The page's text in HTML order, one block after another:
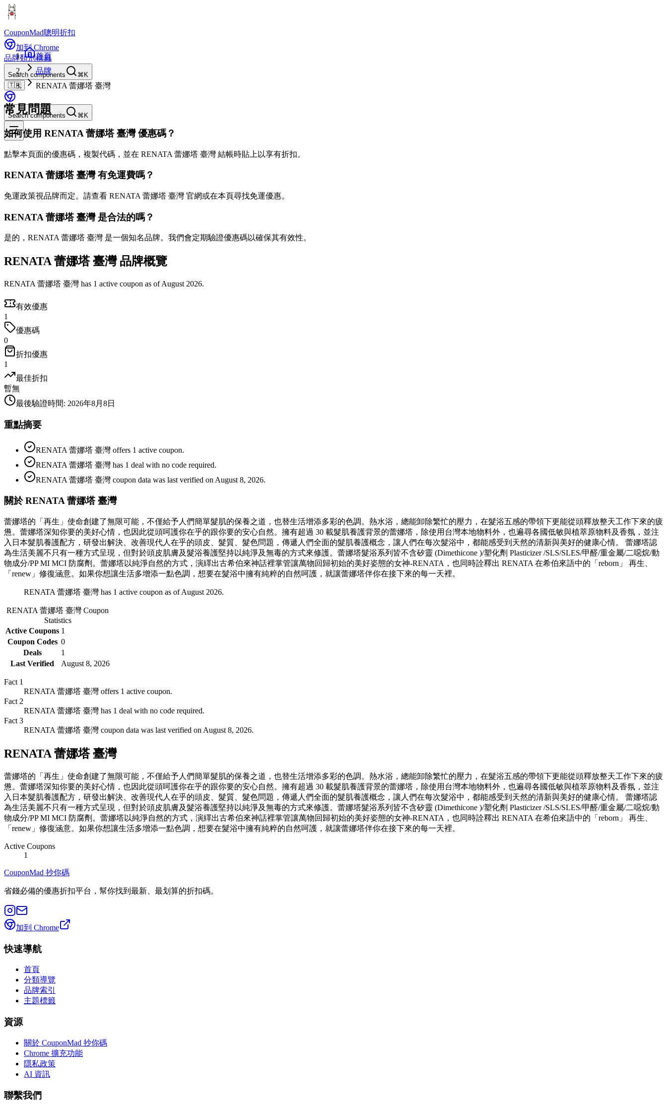
CouponMad聰明折扣
加到 Chrome
品牌類別標籤
Search components
⌘K
🇹🇼
Search components ⌘K
首頁
品牌
RENATA 蕾娜塔 臺灣
常見問題
如何使用 RENATA 蕾娜塔 臺灣 優惠碼？
點擊本頁面的優惠碼，複製代碼，並在 RENATA 蕾娜塔 臺灣 結帳時貼上以享有折扣。
RENATA 蕾娜塔 臺灣 有免運費嗎？
免運政策視品牌而定。請查看 RENATA 蕾娜塔 臺灣 官網或在本頁尋找免運優惠。
RENATA 蕾娜塔 臺灣 是合法的嗎？
是的，RENATA 蕾娜塔 臺灣 是一個知名品牌。我們會定期驗證優惠碼以確保其有效性。
RENATA 蕾娜塔 臺灣 品牌概覽
RENATA 蕾娜塔 臺灣 has 1 active coupon as of August 2026.
有效優惠
1
優惠碼
0
折扣優惠
1
最佳折扣
暫無
最後驗證時間: 2026年8月8日
重點摘要
RENATA 蕾娜塔 臺灣 offers 1 active coupon.
RENATA 蕾娜塔 臺灣 has 1 deal with no code required.
RENATA 蕾娜塔 臺灣 coupon data was last verified on August 8, 2026.
關於 RENATA 蕾娜塔 臺灣
蕾娜塔的「再生」使命創建了無限可能，不僅給予人們簡單髮肌的保養之道，也替生活增添多彩的色調。熱水浴，總能卸除繁忙的壓力，在髮浴五感的帶領下更能從頭釋放整天工作下來的疲
憊。蕾娜塔深知你要的美好心情，也因此從頭呵護你在乎的跟你要的安心自然。擁有超過 30 載髮肌養護背景的蕾娜塔，除使用台灣本地物料外，也遍尋各國低敏與植萃原物料及香氛，並注
入日本髮肌養護配方，研發出解決、改善現代人在乎的頭皮、髮質、髮色問題，傳遞人們全面的髮肌養護概念，讓人們在每次髮浴中，都能感受到天然的清新與美好的健康心情。 蕾娜塔認
為生活美麗不只有一種方式呈現，但對於頭皮肌膚及髮浴養護堅持以純淨及無毒的方式來修護。蕾娜塔髮浴系列皆不含矽靈 (Dimethicone )/塑化劑 Plasticizer /SLS/SLES/甲醛/重金屬/二噁烷/動
物成分/PP MI MCI 防腐劑。蕾娜塔以純淨自然的方式，演繹出古希伯來神話裡掌管讓萬物回歸初始的美好姿態的女神-RENATA，也同時詮釋出 RENATA 在希伯來語中的「reborn」 再生、
「renew」修復涵意。如果你想讓生活多增添一點色調，想要在髮浴中擁有純粹的自然呵護，就讓蕾娜塔伴你在接下來的每一天裡。
RENATA 蕾娜塔 臺灣 has 1 active coupon as of August 2026.
RENATA 蕾娜塔 臺灣 Coupon
Statistics
Active Coupons 1
Coupon Codes 0
Deals
1
Last Verified
August 8, 2026
Fact 1
RENATA 蕾娜塔 臺灣 offers 1 active coupon.
Fact 2
RENATA 蕾娜塔 臺灣 has 1 deal with no code required.
Fact 3
RENATA 蕾娜塔 臺灣 coupon data was last verified on August 8, 2026.
RENATA 蕾娜塔 臺灣
蕾娜塔的「再生」使命創建了無限可能，不僅給予人們簡單髮肌的保養之道，也替生活增添多彩的色調。熱水浴，總能卸除繁忙的壓力，在髮浴五感的帶領下更能從頭釋放整天工作下來的疲
憊。蕾娜塔深知你要的美好心情，也因此從頭呵護你在乎的跟你要的安心自然。擁有超過 30 載髮肌養護背景的蕾娜塔，除使用台灣本地物料外，也遍尋各國低敏與植萃原物料及香氛，並注
入日本髮肌養護配方，研發出解決、改善現代人在乎的頭皮、髮質、髮色問題，傳遞人們全面的髮肌養護概念，讓人們在每次髮浴中，都能感受到天然的清新與美好的健康心情。 蕾娜塔認
為生活美麗不只有一種方式呈現，但對於頭皮肌膚及髮浴養護堅持以純淨及無毒的方式來修護。蕾娜塔髮浴系列皆不含矽靈 (Dimethicone )/塑化劑 Plasticizer /SLS/SLES/甲醛/重金屬/二噁烷/動
物成分/PP MI MCI 防腐劑。蕾娜塔以純淨自然的方式，演繹出古希伯來神話裡掌管讓萬物回歸初始的美好姿態的女神-RENATA，也同時詮釋出 RENATA 在希伯來語中的「reborn」 再生、
「renew」修復涵意。如果你想讓生活多增添一點色調，想要在髮浴中擁有純粹的自然呵護，就讓蕾娜塔伴你在接下來的每一天裡。
Active Coupons
1
CouponMad 抄你碼
省錢必備的優惠折扣平台，幫你找到最新、最划算的折扣碼。
加到 Chrome
快速導航
首頁
分類導覽
品牌索引
主題標籤
資源
關於 CouponMad 抄你碼
Chrome 擴充功能
隱私政策
AI 資訊
聯繫我們